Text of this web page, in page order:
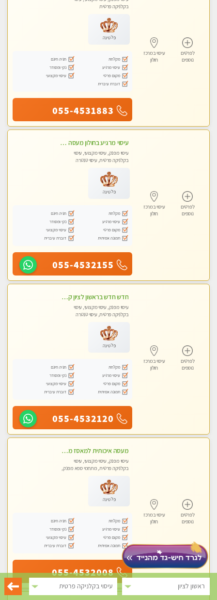
ראשון לציון עיסוי בקלניקה פרטית
לפרטים
נוספים
עיסוי במרכז
חולון
בקלניקה פרטית
פלטינה
מקלחת
חניה חינם
עיסוי מרגיע
נקי ומסודר
מקום פרטי
עיסוי מקצועי
דוברת עיברית
055-4531883
לפרטים
נוספים
עיסוי במרכז
חולון
עיסוי מרגיע בחולון מעסה מקצועית באנרגיה טובה עיסוי מדהים .... ללא מין !
עיסוי מפנק, עיסוי מקצועי, עיסוי
בקלניקה פרטית, עיסוי טנטרה
פלטינה
מקלחת
חניה חינם
עיסוי מרגיע
נקי ומסודר
מקום פרטי
עיסוי מקצועי
תמונה אמיתית
דוברת עיברית
055-4532155
לפרטים
נוספים
עיסוי במרכז
חולון
חדש חדש בראשון לציון קליניקה פרטית לבריאות הגוף לעיסוי מקצועי ומפנק -שעות עבודה -10:00-23:00
עיסוי מפנק, עיסוי מקצועי, עיסוי
בקלניקה פרטית, עיסוי טנטרה
פלטינה
מקלחת
חניה חינם
עיסוי מרגיע
נקי ומסודר
מקום פרטי
עיסוי מקצועי
תמונה אמיתית
דוברת עיברית
055-4532120
לפרטים
נוספים
עיסוי במרכז
חולון
מעסה איכותית למאסז מקצועי ומפנק לכל שרירי הגוף
עיסוי מפנק, עיסוי מקצועי, עיסוי
בקלניקה פרטית, מתחמי ספא מפנק,
פלטינה
מקלחת
חניה חינם
עיסוי מרגיע
נקי ומסודר
מקום פרטי
עיסוי מקצועי
תמונה אמיתית
דוברת עיברית
055-4532008